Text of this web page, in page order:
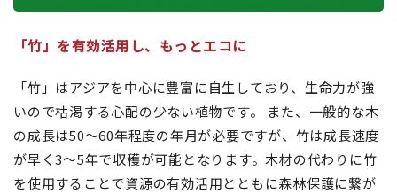
「竹」を有効活用し、もっとエコに
「竹」はアジアを中心に豊富に自生しており、生命力が強
いので枯渇する心配の少ない植物です。 また、一般的な木
の成長は50～60年程度の年月が必要ですが、竹は成長速度
が早く3～5年で収穫が可能となります。木材の代わりに竹
を使用することで資源の有効活用とともに森林保護に繋が